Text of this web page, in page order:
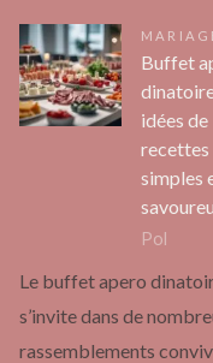
Buffet
idées de
recettes
simples
Pol
Le buffet apero
s’invite dans de
rassemblements